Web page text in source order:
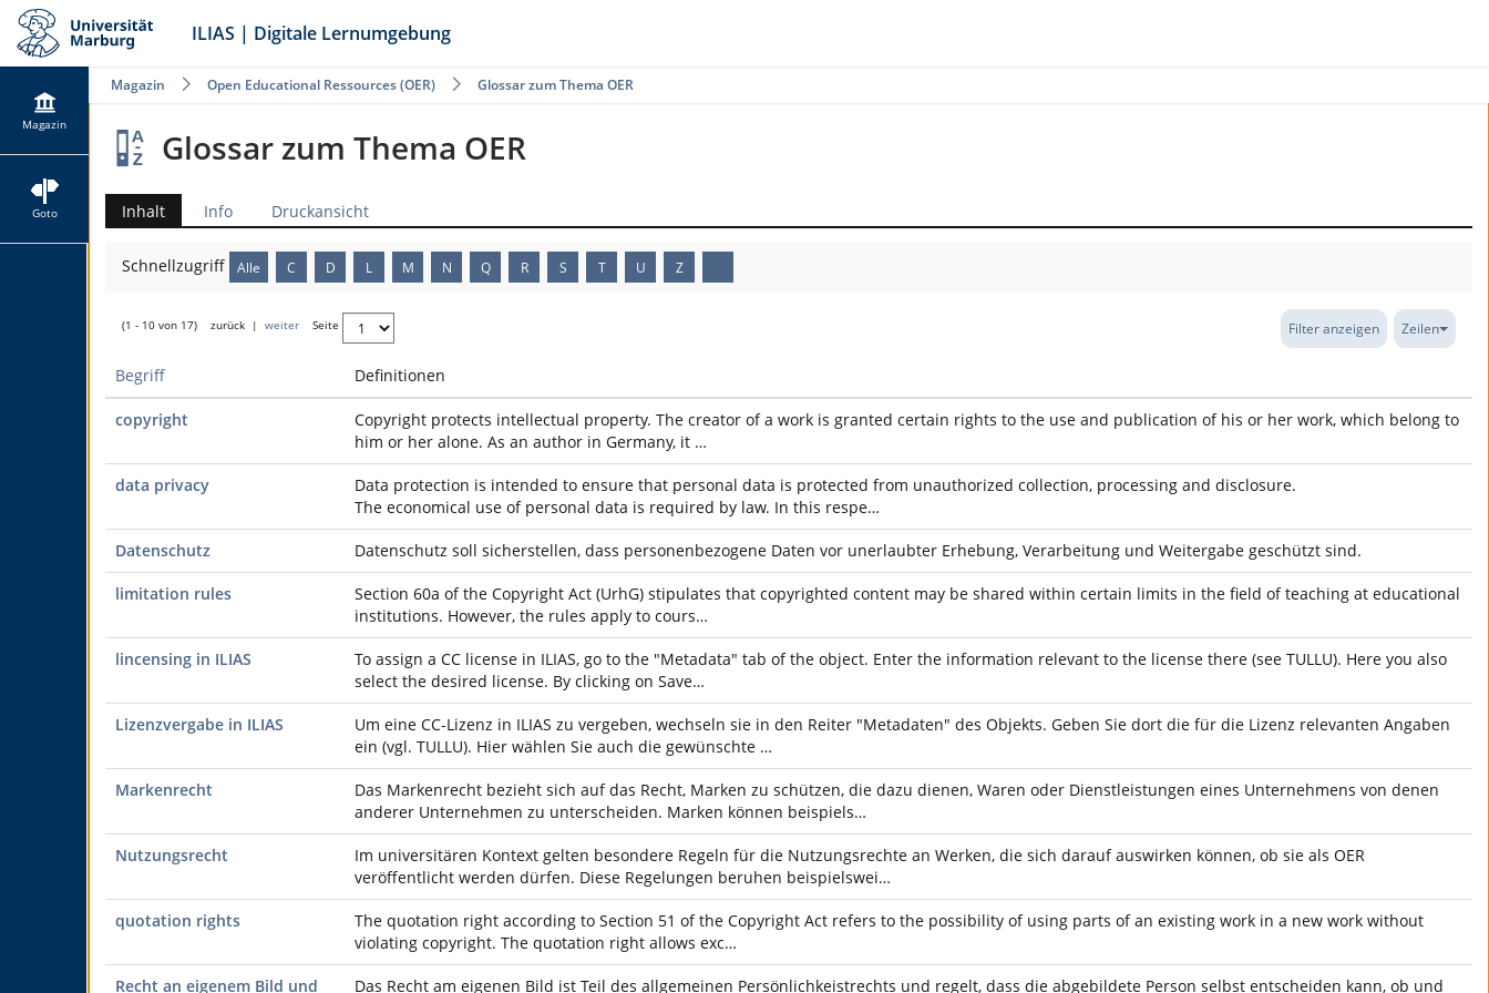
ILIAS | Digitale Lernumgebung
Magazin
Goto
Magazin Open Educational Ressources (OER) Glossar zum Thema OER
Glossar zum Thema OER
Inhalt Info Druckansicht
Schnellzugriff Alle C D L M N Q R S T U Z
(1 - 10 von 17) zurück | weiter Seite Filter anzeigen Zeilen
Begriff Definitionen
copyright
Copyright protects intellectual property. The creator of a work is granted certain rights to the use and publication of his or her work, which belong to
him or her alone. As an author in Germany, it …
data privacy
Data protection is intended to ensure that personal data is protected from unauthorized collection, processing and disclosure.
The economical use of personal data is required by law. In this respe…
Datenschutz Datenschutz soll sicherstellen, dass personenbezogene Daten vor unerlaubter Erhebung, Verarbeitung und Weitergabe geschützt sind.
limitation rules
Section 60a of the Copyright Act (UrhG) stipulates that copyrighted content may be shared within certain limits in the field of teaching at educational
institutions. However, the rules apply to cours…
lincensing in ILIAS
To assign a CC license in ILIAS, go to the "Metadata" tab of the object. Enter the information relevant to the license there (see TULLU). Here you also
select the desired license. By clicking on Save…
Lizenzvergabe in ILIAS
Um eine CC-Lizenz in ILIAS zu vergeben, wechseln sie in den Reiter "Metadaten" des Objekts. Geben Sie dort die für die Lizenz relevanten Angaben
ein (vgl. TULLU). Hier wählen Sie auch die gewünschte …
Markenrecht
Das Markenrecht bezieht sich auf das Recht, Marken zu schützen, die dazu dienen, Waren oder Dienstleistungen eines Unternehmens von denen
anderer Unternehmen zu unterscheiden. Marken können beispiels…
Nutzungsrecht
Im universitären Kontext gelten besondere Regeln für die Nutzungsrechte an Werken, die sich darauf auswirken können, ob sie als OER
veröffentlicht werden dürfen. Diese Regelungen beruhen beispielswei…
quotation rights
The quotation right according to Section 51 of the Copyright Act refers to the possibility of using parts of an existing work in a new work without
violating copyright. The quotation right allows exc…
Recht an eigenem Bild und Das Recht am eigenen Bild ist Teil des allgemeinen Persönlichkeistrechts und regelt, dass die abgebildete Person selbst entscheiden kann, ob und